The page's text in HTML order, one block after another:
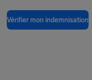
Vérifier mon indemnisation